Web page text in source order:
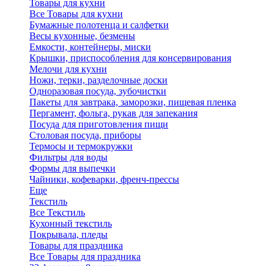
Товары для кухни
Все Товары для кухни
Бумажные полотенца и салфетки
Весы кухонные, безмены
Емкости, контейнеры, миски
Крышки, приспособления для консервирования
Мелочи для кухни
Ножи, терки, разделочные доски
Одноразовая посуда, зубочистки
Пакеты для завтрака, заморозки, пищевая пленка
Пергамент, фольга, рукав для запекания
Посуда для приготовления пищи
Столовая посуда, приборы
Термосы и термокружки
Фильтры для воды
Формы для выпечки
Чайники, кофеварки, френч-прессы
Еще
Текстиль
Все Текстиль
Кухонный текстиль
Покрывала, пледы
Товары для праздника
Все Товары для праздника